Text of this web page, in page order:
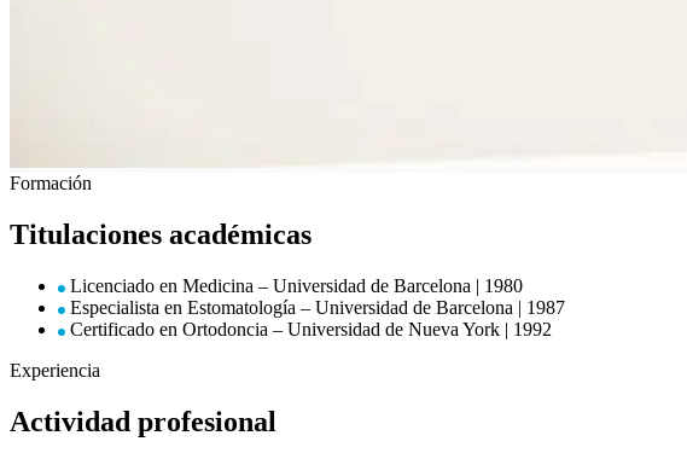
Formación
Titulaciones académicas
Licenciado en Medicina – Universidad de Barcelona | 1980
Especialista en Estomatología – Universidad de Barcelona | 1987
Certificado en Ortodoncia – Universidad de Nueva York | 1992
Experiencia
Actividad profesional